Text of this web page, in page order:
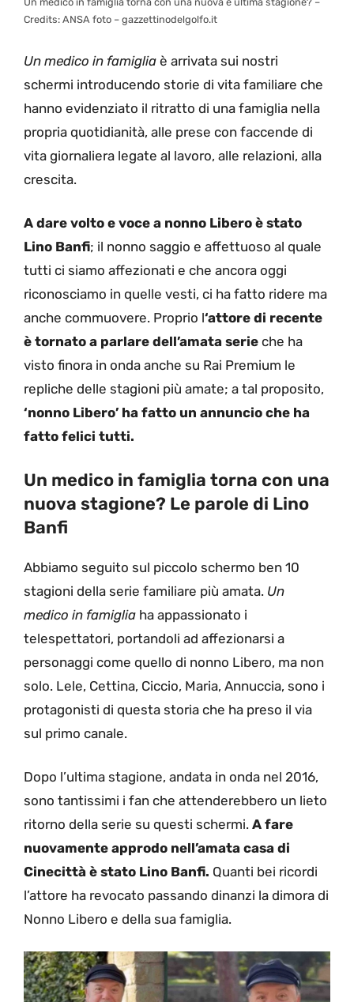
Credits: ANSA foto – gazzettinodelgolfo.it
Un medico in famiglia è arrivata sui nostri
schermi introducendo storie di vita familiare che
hanno evidenziato il ritratto di una famiglia nella
propria quotidianità, alle prese con faccende di
vita giornaliera legate al lavoro, alle relazioni, alla
crescita.
A dare volto e voce a nonno Libero è stato
Lino Banfi; il nonno saggio e affettuoso al quale
tutti ci siamo affezionati e che ancora oggi
riconosciamo in quelle vesti, ci ha fatto ridere ma
anche commuovere. Proprio l‘attore di recente
è tornato a parlare dell’amata serie che ha
visto finora in onda anche su Rai Premium le
repliche delle stagioni più amate; a tal proposito,
‘nonno Libero’ ha fatto un annuncio che ha
fatto felici tutti.
Un medico in famiglia torna con una
nuova stagione? Le parole di Lino
Banfi
Abbiamo seguito sul piccolo schermo ben 10
stagioni della serie familiare più amata. Un
medico in famiglia ha appassionato i
telespettatori, portandoli ad affezionarsi a
personaggi come quello di nonno Libero, ma non
solo. Lele, Cettina, Ciccio, Maria, Annuccia, sono i
protagonisti di questa storia che ha preso il via
sul primo canale.
Dopo l’ultima stagione, andata in onda nel 2016,
sono tantissimi i fan che attenderebbero un lieto
ritorno della serie su questi schermi. A fare
nuovamente approdo nell’amata casa di
Cinecittà è stato Lino Banfi. Quanti bei ricordi
l’attore ha revocato passando dinanzi la dimora di
Nonno Libero e della sua famiglia.